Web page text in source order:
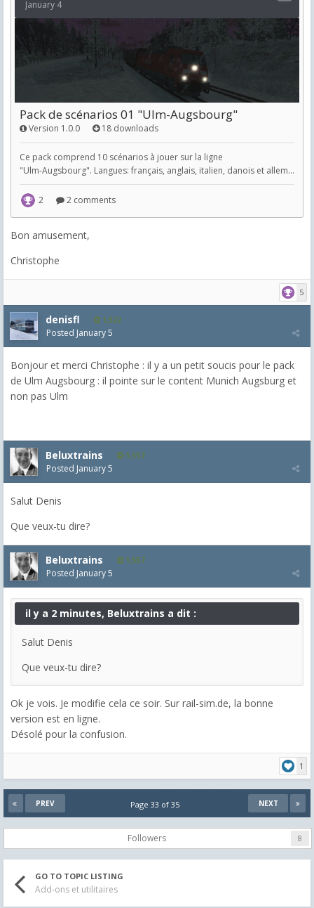
Bon amusement,
Christophe
5
denisfl 1,522
Posted January 5
Bonjour et merci Christophe : il y a un petit soucis pour le pack
de Ulm Augsbourg : il pointe sur le content Munich Augsburg et
non pas Ulm
Beluxtrains 1,557
Posted January 5
Salut Denis
Que veux-tu dire?
Beluxtrains 1,557
Posted January 5
il y a 2 minutes, Beluxtrains a dit :
Salut Denis
Que veux-tu dire?
Ok je vois. Je modifie cela ce soir. Sur rail-sim.de, la bonne
version est en ligne.
Désolé pour la confusion.
1
PREV NEXT
Page 33 of 35
Followers 8
GO TO TOPIC LISTING
Add-ons et utilitaires